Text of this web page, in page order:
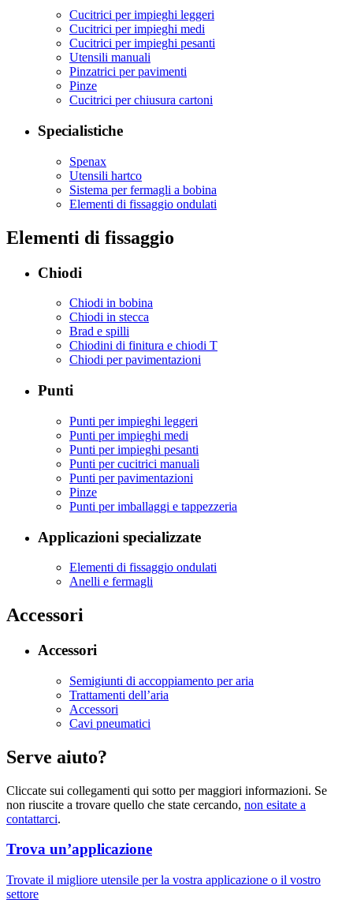
Cucitrici per impieghi leggeri
Cucitrici per impieghi medi
Cucitrici per impieghi pesanti
Utensili manuali
Pinzatrici per pavimenti
Pinze
Cucitrici per chiusura cartoni
Specialistiche
Spenax
Utensili hartco
Sistema per fermagli a bobina
Elementi di fissaggio ondulati
Elementi di fissaggio
Chiodi
Chiodi in bobina
Chiodi in stecca
Brad e spilli
Chiodini di finitura e chiodi T
Chiodi per pavimentazioni
Punti
Punti per impieghi leggeri
Punti per impieghi medi
Punti per impieghi pesanti
Punti per cucitrici manuali
Punti per pavimentazioni
Pinze
Punti per imballaggi e tappezzeria
Applicazioni specializzate
Elementi di fissaggio ondulati
Anelli e fermagli
Accessori
Accessori
Semigiunti di accoppiamento per aria
Trattamenti dell’aria
Accessori
Cavi pneumatici
Serve aiuto?
Cliccate sui collegamenti qui sotto per maggiori informazioni. Se
non riuscite a trovare quello che state cercando, non esitate a
contattarci.
Trova un’applicazione
Trovate il migliore utensile per la vostra applicazione o il vostro
settore